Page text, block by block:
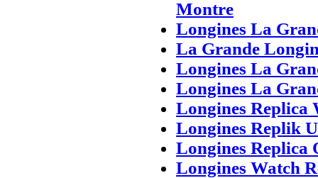
Montre
Longines La
La Grande
Longines La
Longines La
Longines Replica
Longines Replik
Longines Replica
Longines Watch